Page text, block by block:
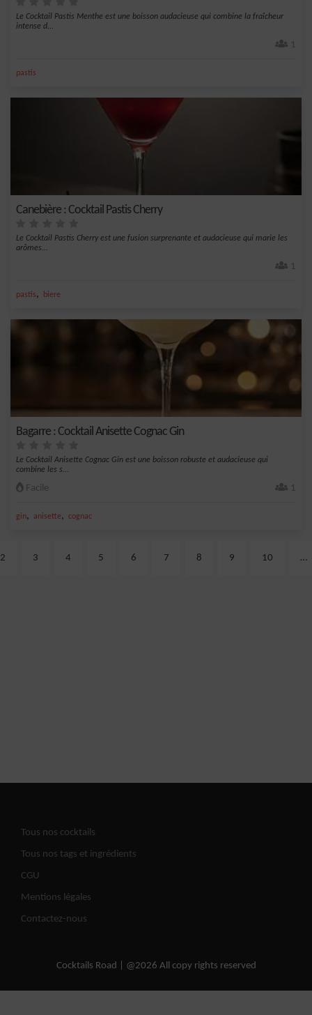
Le Cocktail Pastis Menthe est une boisson audacieuse qui combine la fraîcheur
intense d...
1
pastis
Canebière : Cocktail Pastis Cherry
Le Cocktail Pastis Cherry est une fusion surprenante et audacieuse qui marie les
arômes...
1
pastis, biere
Bagarre : Cocktail Anisette Cognac Gin
Le Cocktail Anisette Cognac Gin est une boisson robuste et audacieuse qui
combine les s...
Facile 1
gin, anisette, cognac
2 3 4 5 6 7 8 9 10 …
Tous nos cocktails
Tous nos tags et ingrédients
CGU
Mentions légales
Contactez-nous
Cocktails Road | @2026 All copy rights reserved